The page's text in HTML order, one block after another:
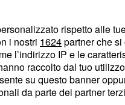
rispetto alle
i nostri 1624partner che
l’indirizzo IP e le
raccolto dal tuo
su questo banner
da parte dei partner